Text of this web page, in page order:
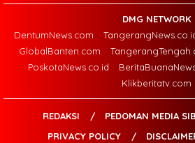
DMG NETWORK
DentumNews.com
GlobalBanten.com
PoskotaNews.co.id
Klikberitatv.com
REDAKSI PEDOMAN MEDIA
PRIVACY POLICY